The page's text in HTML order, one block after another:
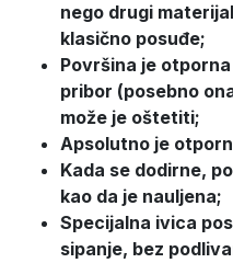
nego drugi
klasično posuđe;
Površina je
pribor (posebno
može je oštetiti;
Apsolutno je
Kada se dodirne,
kao da je nauljena;
Specijalna ivica
sipanje, bez